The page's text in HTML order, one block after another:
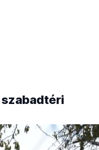
szabadtéri